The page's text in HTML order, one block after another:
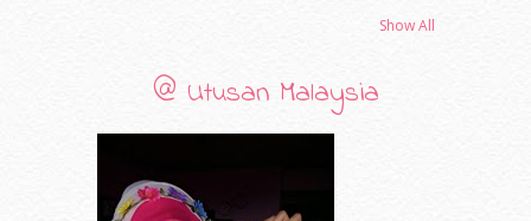
(14)
(29)
(42)
(31)
Show All
@ Utusan Malaysia